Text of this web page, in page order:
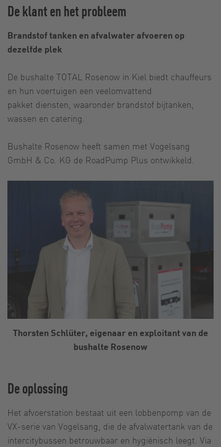
De klant en het probleem
Brandstof tanken en afvalwater afvoeren op
dezelfde plek
De bushalte TOTAL Rosenow in Kiel biedt chauffeurs
en hun voertuigen een veelomvattend
pakket diensten, waaronder brandstof bijtanken,
wassen en catering.
Bushalte Rosenow heeft samen met Vogelsang
GmbH & Co. KG de RoadPump Plus ontwikkeld.
Thorsten Schlüter, eigenaar en exploitant van de
bushalte Rosenow
De oplossing
Het afvoerstation bestaat uit een lobbenpomp van de
VX-serie van Vogelsang, die de afvalwatertank van de
intercitybussen betrouwbaar en hygiënisch leegt. Via